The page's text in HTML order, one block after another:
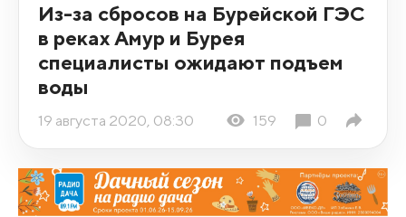
Из-за сбросов на Бурейской ГЭС
в реках Амур и Бурея
специалисты ожидают подъем
воды
19 августа 2020, 08:30 159 0